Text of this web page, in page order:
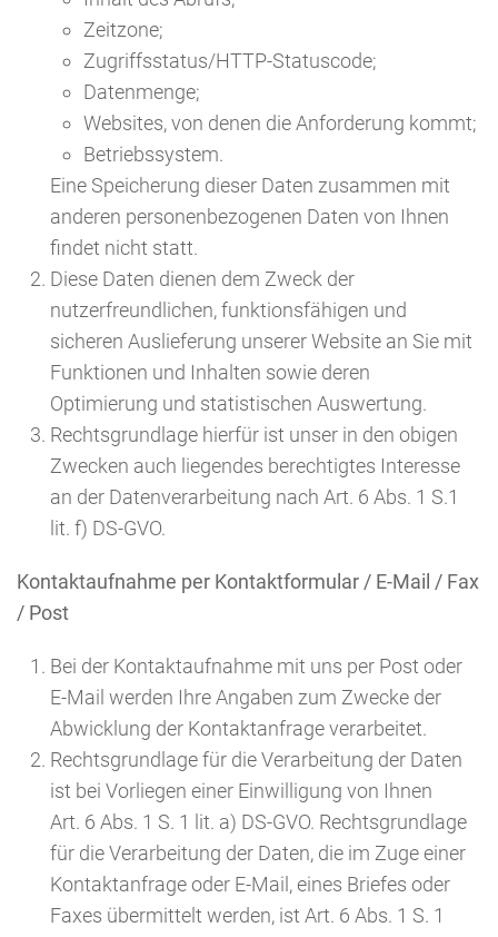
Zeitzone;
Zugriffsstatus/HTTP-Statuscode;
Datenmenge;
Websites, von denen die Anforderung kommt;
Betriebssystem.
Eine Speicherung dieser Daten zusammen mit
anderen personenbezogenen Daten von Ihnen
findet nicht statt.
Diese Daten dienen dem Zweck der
nutzerfreundlichen, funktionsfähigen und
sicheren Auslieferung unserer Website an Sie mit
Funktionen und Inhalten sowie deren
Optimierung und statistischen Auswertung.
Rechtsgrundlage hierfür ist unser in den obigen
Zwecken auch liegendes berechtigtes Interesse
an der Datenverarbeitung nach Art. 6 Abs. 1 S.1
lit. f) DS-GVO.
Kontaktaufnahme per Kontaktformular / E-Mail / Fax
/ Post
Bei der Kontaktaufnahme mit uns per Post oder
E-Mail werden Ihre Angaben zum Zwecke der
Abwicklung der Kontaktanfrage verarbeitet.
Rechtsgrundlage für die Verarbeitung der Daten
ist bei Vorliegen einer Einwilligung von Ihnen
Art. 6 Abs. 1 S. 1 lit. a) DS-GVO. Rechtsgrundlage
für die Verarbeitung der Daten, die im Zuge einer
Kontaktanfrage oder E-Mail, eines Briefes oder
Faxes übermittelt werden, ist Art. 6 Abs. 1 S. 1